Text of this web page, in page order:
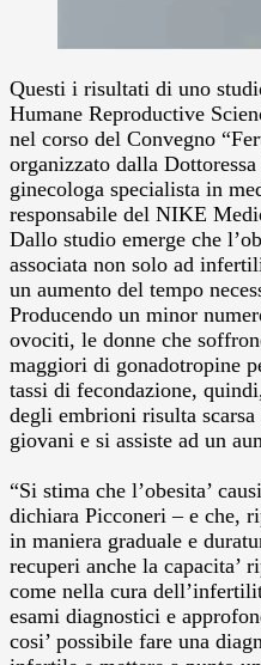
Questi i risultati di uno
Humane Reproductive
nel corso del Convegno
organizzato dalla
ginecologa specialista in
responsabile del NIKE
Dallo studio emerge che
associata non solo ad
un aumento del tempo
Producendo un minor
ovociti, le donne che
maggiori di gonadotropine
tassi di fecondazione,
degli embrioni risulta
giovani e si assiste ad un
“Si stima che l’obesita’
dichiara Picconeri – e che,
in maniera graduale e
recuperi anche la capacita’
come nella cura
esami diagnostici e
cosi’ possibile fare una